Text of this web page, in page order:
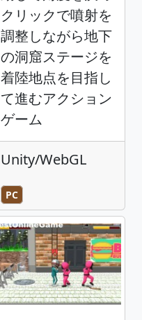
クリックで噴射を
調整しながら地下
の洞窟ステージを
着陸地点を目指し
て進むアクション
ゲーム
Unity/WebGL
PC